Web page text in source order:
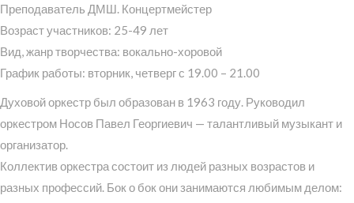
Преподаватель ДМШ. Концертмейстер
Возраст участников: 25-49 лет
Вид, жанр творчества: вокально-хоровой
График работы: вторник, четверг с 19.00 – 21.00
Духовой оркестр был образован в 1963 году. Руководил
оркестром Носов Павел Георгиевич — талантливый музыкант и
организатор.
Коллектив оркестра состоит из людей разных возрастов и
разных профессий. Бок о бок они занимаются любимым делом: